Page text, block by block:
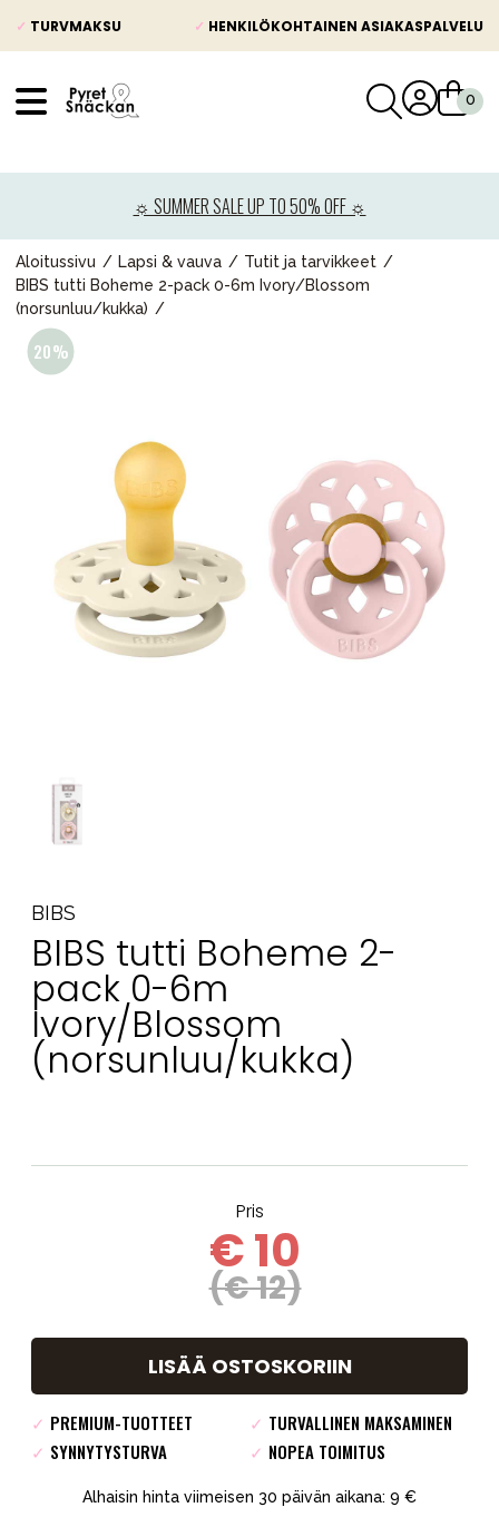
✓ TURVMAKSU ✓ HENKILÖKOHTAINEN ASIAKASPALVELU
☼ SUMMER SALE UP TO 50% OFF ☼
Aloitussivu Lapsi & vauva
Tutit ja tarvikkeet
BIBS tutti Boheme 2-pack 0-6m Ivory/Blossom
(norsunluu/kukka)
BIBS
BIBS tutti Boheme 2-
pack 0-6m
Ivory/Blossom
(norsunluu/kukka)
Pris
€ 10
(€ 12)
LISÄÄ OSTOSKORIIN
✓ PREMIUM-TUOTTEET ✓ TURVALLINEN MAKSAMINEN
✓ SYNNYTYSTURVA ✓ NOPEA TOIMITUS
Alhaisin hinta viimeisen 30 päivän aikana: 9 €
Lastenvaunut
Lasten turvaistuimet
Vauvan paketti
Huonekalut & vuodevaatteet
Tarvikkeet
Varaosat
Kampanjat
Lahjavinkkejä